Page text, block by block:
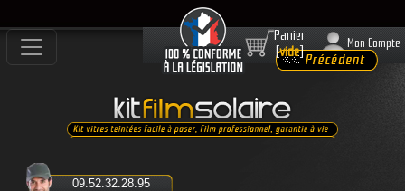
09.52.32.28.95
Panier
[vide]
Mon Compte